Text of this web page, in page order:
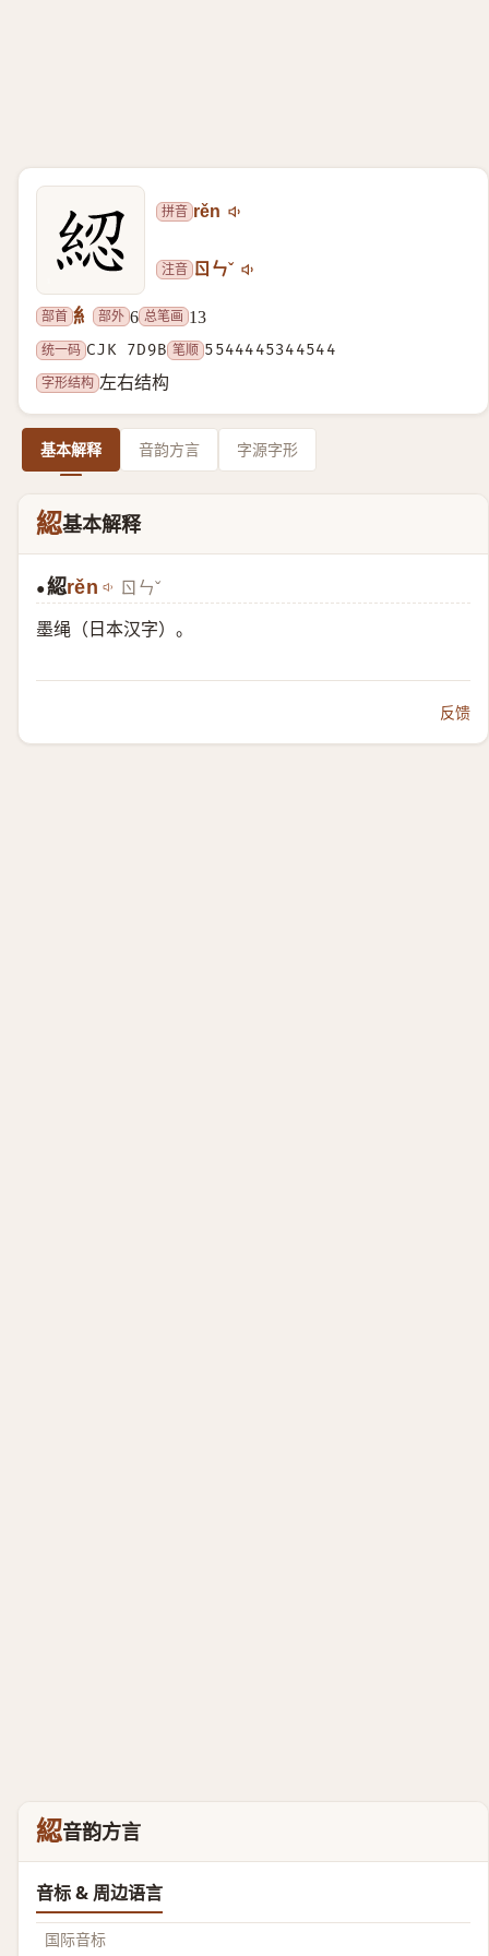
拼音 rěn
注音 ㄖㄣˇ
部首 糹 部外 6 总笔画 13
统一码 CJK 7D9B 笔顺 5544445344544
字形结构 左右结构
基本解释 音韵方言 字源字形
綛基本解释
●綛rěn ㄖㄣˇ
墨绳（日本汉字）。
反馈
綛音韵方言
音标 & 周边语言
国际音标